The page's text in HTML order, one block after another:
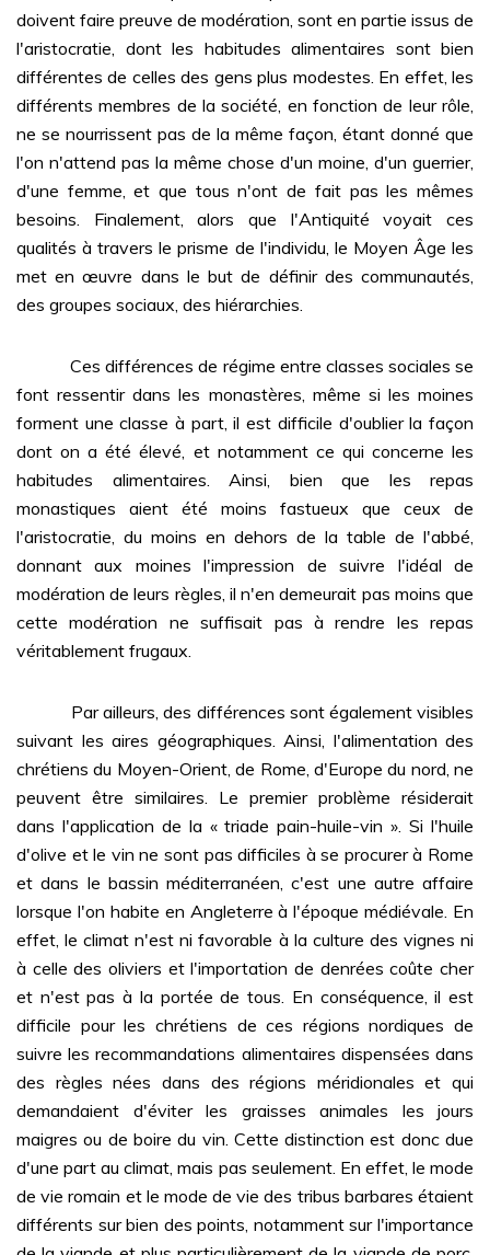
doivent faire preuve de modération, sont en partie issus de
l'aristocratie, dont les habitudes alimentaires sont bien
différentes de celles des gens plus modestes. En effet, les
différents membres de la société, en fonction de leur rôle,
ne se nourrissent pas de la même façon, étant donné que
l'on n'attend pas la même chose d'un moine, d'un guerrier,
d'une femme, et que tous n'ont de fait pas les mêmes
besoins. Finalement, alors que l'Antiquité voyait ces
qualités à travers le prisme de l'individu, le Moyen Âge les
met en œuvre dans le but de définir des communautés,
des groupes sociaux, des hiérarchies.
Ces différences de régime entre classes sociales se
font ressentir dans les monastères, même si les moines
forment une classe à part, il est difficile d'oublier la façon
dont on a été élevé, et notamment ce qui concerne les
habitudes alimentaires. Ainsi, bien que les repas
monastiques aient été moins fastueux que ceux de
l'aristocratie, du moins en dehors de la table de l'abbé,
donnant aux moines l'impression de suivre l'idéal de
modération de leurs règles, il n'en demeurait pas moins que
cette modération ne suffisait pas à rendre les repas
véritablement frugaux.
Par ailleurs, des différences sont également visibles
suivant les aires géographiques. Ainsi, l'alimentation des
chrétiens du Moyen-Orient, de Rome, d'Europe du nord, ne
peuvent être similaires. Le premier problème résiderait
dans l'application de la « triade pain-huile-vin ». Si l'huile
d'olive et le vin ne sont pas difficiles à se procurer à Rome
et dans le bassin méditerranéen, c'est une autre affaire
lorsque l'on habite en Angleterre à l'époque médiévale. En
effet, le climat n'est ni favorable à la culture des vignes ni
à celle des oliviers et l'importation de denrées coûte cher
et n'est pas à la portée de tous. En conséquence, il est
difficile pour les chrétiens de ces régions nordiques de
suivre les recommandations alimentaires dispensées dans
des règles nées dans des régions méridionales et qui
demandaient d'éviter les graisses animales les jours
maigres ou de boire du vin. Cette distinction est donc due
d'une part au climat, mais pas seulement. En effet, le mode
de vie romain et le mode de vie des tribus barbares étaient
différents sur bien des points, notamment sur l'importance